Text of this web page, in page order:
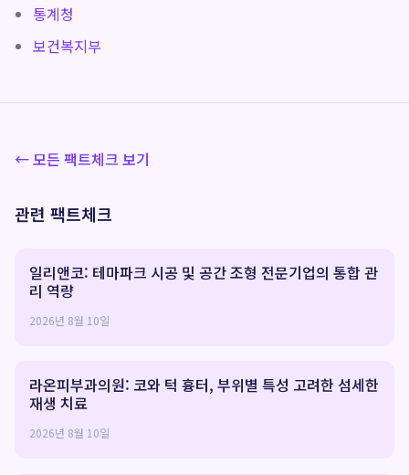
통계청
보건복지부
← 모든 팩트체크 보기
관련 팩트체크
일리앤코: 테마파크 시공 및 공간 조형 전문기업의 통합 관
리 역량
2026년 8월 10일
라온피부과의원: 코와 턱 흉터, 부위별 특성 고려한 섬세한
재생 치료
2026년 8월 10일